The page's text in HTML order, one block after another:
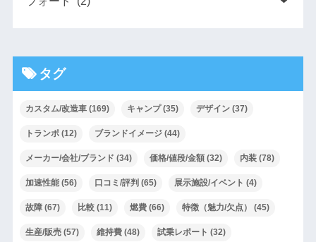
タグ
カスタム/改造車(169) キャンプ(35) デザイン(37)
トランポ(12) ブランドイメージ(44)
メーカー/会社/ブランド (34) 価格/値段/金額(32) 内装(78)
加速性能(56) 口コミ/評判 (65) 展示施設/イベント (4)
故障(67) 比較(11) 燃費(66) 特徴（魅力/欠点） (45)
生産/販売(57) 維持費(48) 試乗レポート (32)